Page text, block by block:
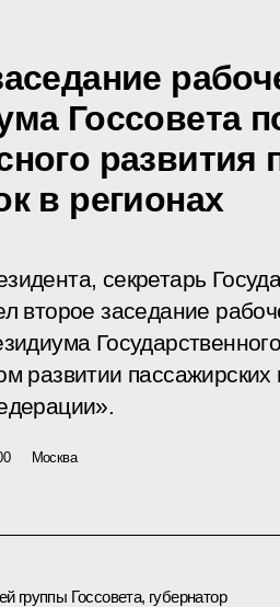
Госсовета
развития
в регионах
секретарь
второе заседание
развитии пассажирских
Москва
группы Госсовета, губернатор